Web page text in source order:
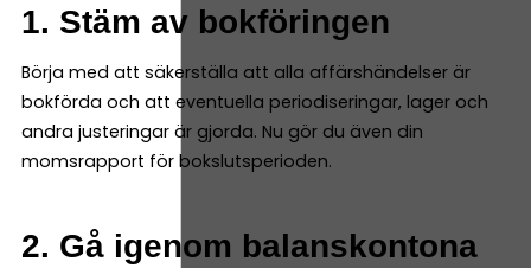
1. Stäm av bokföringen
Börja med att säkerställa att alla affärshändelser är
bokförda och att eventuella periodiseringar, lager och
andra justeringar är gjorda. Nu gör du även din
momsrapport för bokslutsperioden.
2. Gå igenom balanskontona